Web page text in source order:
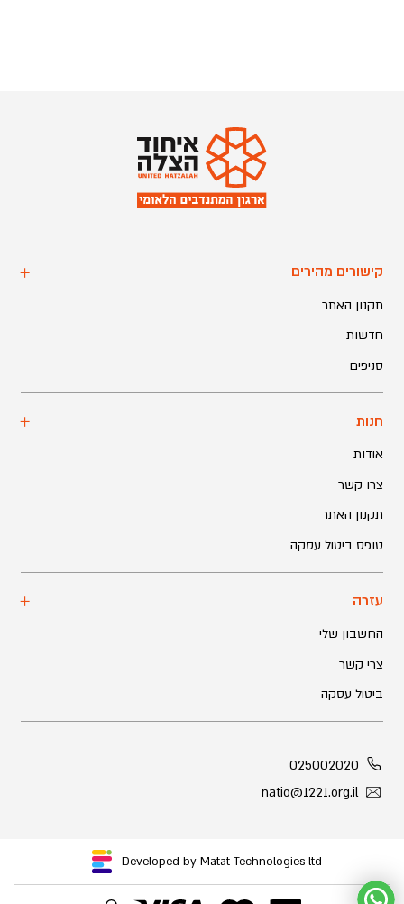
קישורים מהירים
תקנון האתר
חדשות
סניפים
חנות
אודות
צרו קשר
תקנון האתר
טופס ביטול עסקה
עזרה
החשבון שלי
צרי קשר
ביטול עסקה
025002020
natio@1221.org.il
Developed by Matat Technologies ltd